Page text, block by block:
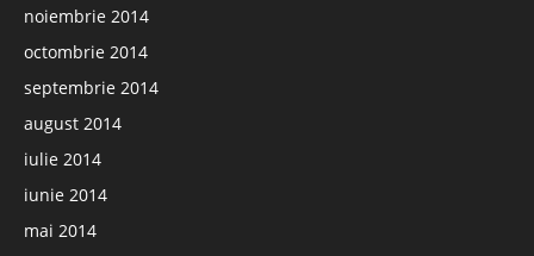
noiembrie 2014
octombrie 2014
septembrie 2014
august 2014
iulie 2014
iunie 2014
mai 2014